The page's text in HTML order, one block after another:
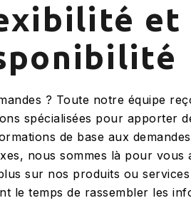
et
? Toute notre équipe
spécialisées pour apporter
de base aux
nous sommes là pour vous
sur nos produits ou
le temps de rassembler les